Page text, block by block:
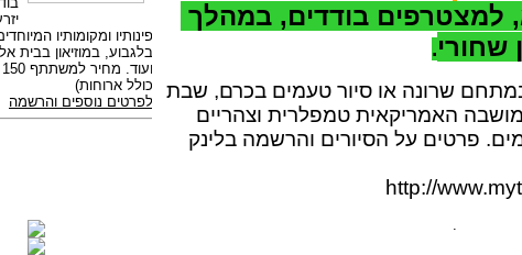
למצטרפים בודדים, במהלך
שחורי.
שרונה או סיור טעמים בכרם, שבת
האמריקאית טמפלרית וצהריים
פרטים על הסיורים והרשמה בלינק
http://
.